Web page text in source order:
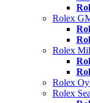
Rolex
Rolex
Rolex
Rolex